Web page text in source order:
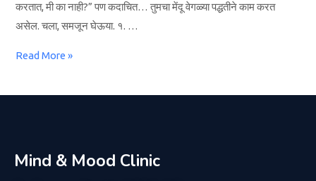
करतात, मी का नाही?” पण कदाचित… तुमचा मेंदू वेगळ्या पद्धतीने काम करत
असेल. चला, समजून घेऊया. १. …
Read More »
Mind & Mood Clinic